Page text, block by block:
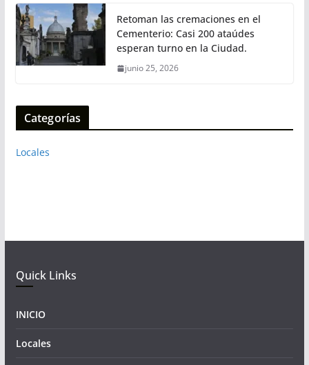
Retoman las cremaciones en el
Cementerio: Casi 200 ataúdes
esperan turno en la Ciudad.
junio 25, 2026
Categorías
Locales
Quick Links
INICIO
Locales